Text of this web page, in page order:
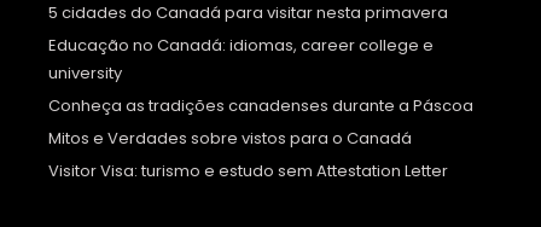
5 cidades do Canadá para visitar nesta primavera
Educação no Canadá: idiomas, career college e
university
Conheça as tradições canadenses durante a Páscoa
Mitos e Verdades sobre vistos para o Canadá
Visitor Visa: turismo e estudo sem Attestation Letter